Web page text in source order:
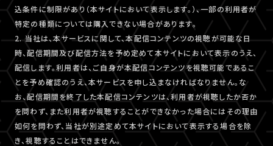
込条件に制限があり（本サイトにおいて表示します。）、一部の利用者が
特定の種類については購入できない場合があります。
2. 当社は、本サービスに関して、本配信コンテンツの視聴が可能な日
時、配信期間及び配信方法を予め定めて本サイトにおいて表示のうえ、
配信します。利用者は、ご自身が本配信コンテンツを視聴可能であるこ
とを予め確認のうえ、本サービスを申し込まなければなりません。な
お、配信期間を終了した本配信コンテンツは、利用者が視聴したか否か
を問わず、また利用者が視聴することができなかった場合にはその理由
如何を問わず、当社が別途定めて本サイトにおいて表示する場合を除
き、視聴することはできません。